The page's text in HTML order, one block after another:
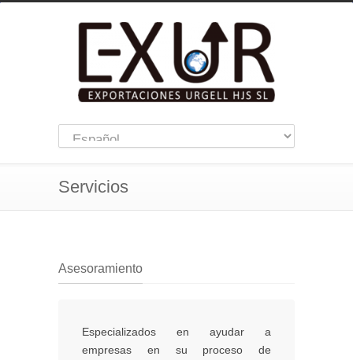
Servicios
Asesoramiento
Especializados en ayudar a
empresas en su proceso de